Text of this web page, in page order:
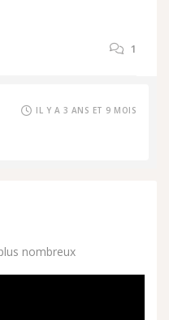
1
IL Y A 3 ANS ET 9 MOIS
nombreux